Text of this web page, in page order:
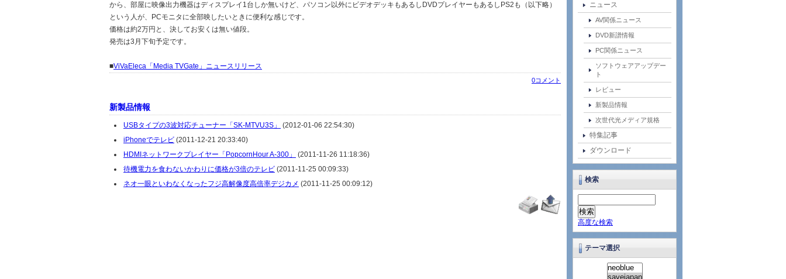
から、部屋に映像出力機器はディスプレイ1台しか無いけど、パソコン以外にビデオデッキもあるしDVDプレイヤーもあるしPS2も（以下略）
という人が、PCモニタに全部映したいときに便利な感じです。
価格は約2万円と、決してお安くは無い値段。
発売は3月下旬予定です。
■ViVaEleca「Media TVGate」ニュースリリース
0コメント
新製品情報
USBタイプの3波対応チューナー「SK-MTVU3S」
(2012-01-06 22:54:30)
iPhoneでテレビ (2011-12-21 20:33:40)
HDMIネットワークプレイヤー「PopcornHour A-300」
(2011-11-26 11:18:36)
待機電力を食わないかわりに価格が3倍のテレビ (2011-11-25 00:09:33)
ネオ一眼といわなくなったフジ高解像度高倍率デジカメ (2011-11-25 00:09:12)
ニュース
AV関係ニュース
DVD新譜情報
PC関係ニュース
ソフトウェアアップデー
ト
レビュー
新製品情報
次世代光メディア規格
特集記事
ダウンロード
検索
高度な検索
テーマ選択